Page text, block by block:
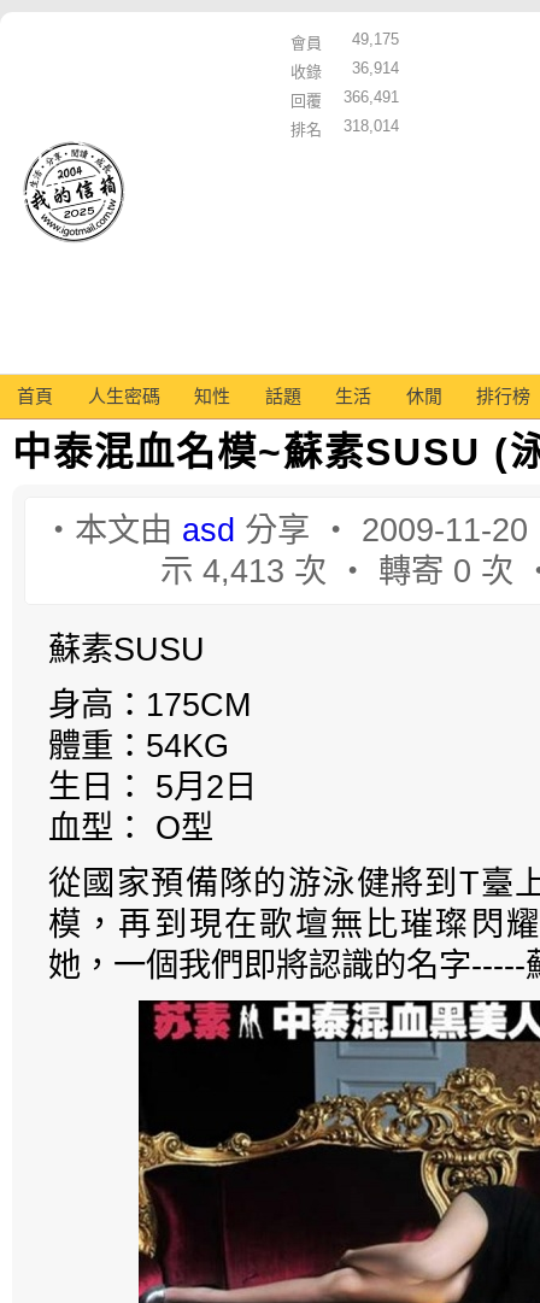
會員
49,175
收錄
36,914
回覆
366,491
排名
318,014
首頁 人生密碼 知性 話題 生活 休閒 排行榜
中泰混血名模~蘇素SUSU (
‧本文由 asd 分享 ‧ 2009-11-
示 4,413 次 ‧ 轉寄 0 次
蘇素SUSU
身高：175CM
體重：54KG
生日： 5月2日
血型： O型
從國家預備隊的游泳健將到T臺
模，再到現在歌壇無比璀璨閃
她，一個我們即將認識的名字-----